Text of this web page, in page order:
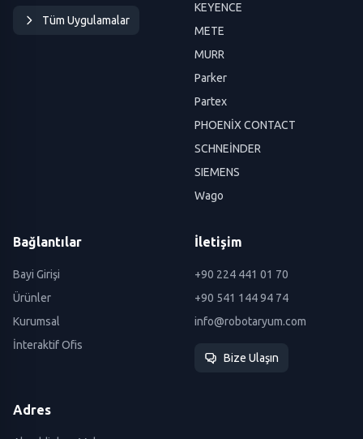
Tüm Uygulamalar
KEYENCE
METE
MURR
Parker
Partex
PHOENİX CONTACT
SCHNEİNDER
SIEMENS
Wago
Bağlantılar
Bayi Girişi
Ürünler
Kurumsal
İnteraktif Ofis
İletişim
+90 224 441 01 70
+90 541 144 94 74
info@robotaryum.com
Bize Ulaşın
Adres